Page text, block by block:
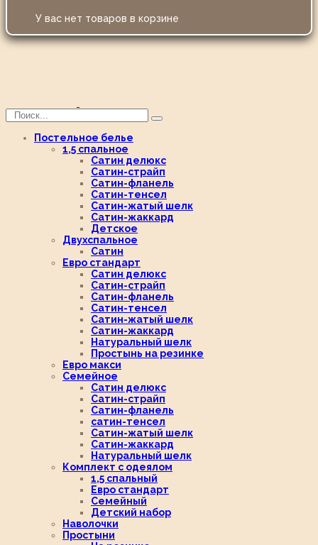
У вас нет товаров в корзине
Постельное белье
1,5 спальное
Сатин делюкс
Сатин-страйп
Сатин-фланель
Сатин-тенсел
Сатин-жатый шелк
Сатин-жаккард
Детское
Двухспальное
Сатин
Евро стандарт
Сатин делюкс
Сатин-страйп
Сатин-фланель
Сатин-тенсел
Сатин-жатый шелк
Сатин-жаккард
Натуральный шелк
Простынь на резинке
Евро макси
Семейное
Сатин делюкс
Сатин-страйп
Сатин-фланель
сатин-тенсел
Сатин-жатый шелк
Сатин-жаккард
Натуральный шелк
Комплект с одеялом
1,5 спальный
Евро стандарт
Семейный
Детский набор
Наволочки
Простыни